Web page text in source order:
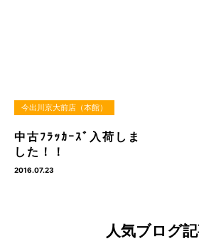
今出川京大前店（本館）
中古ﾌﾗｯｶｰｽﾞ入荷しま
した！！
2016.07.23
人気ブログ